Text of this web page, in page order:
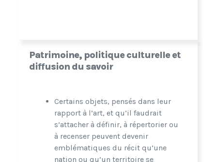
Patrimoine, politique culturelle et
diffusion du savoir
Certains objets, pensés dans leur
rapport à l’art, et qu’il faudrait
s’attacher à définir, à répertorier ou
à recenser peuvent devenir
emblématiques du récit qu’une
nation ou qu’un territoire se